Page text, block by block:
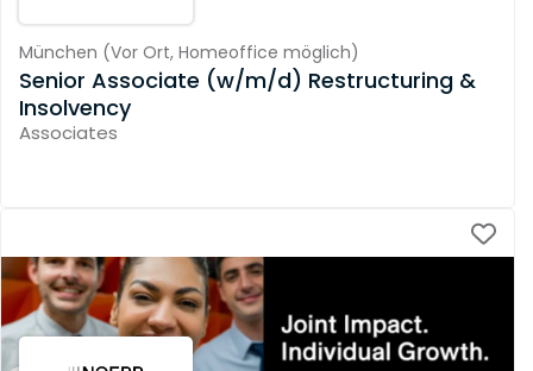
München (Vor Ort, Homeoffice möglich)
Senior Associate (w/m/d) Restructuring &
Insolvency
Associates